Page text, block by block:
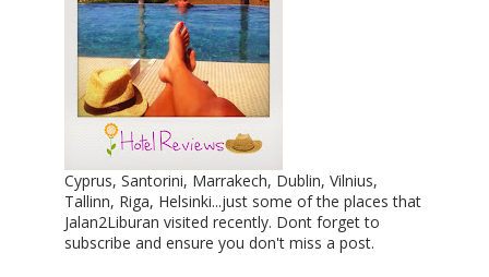
Cyprus, Santorini, Marrakech, Dublin, Vilnius,
Tallinn, Riga, Helsinki...just some of the places that
Jalan2Liburan visited recently. Dont forget to
subscribe and ensure you don't miss a post.